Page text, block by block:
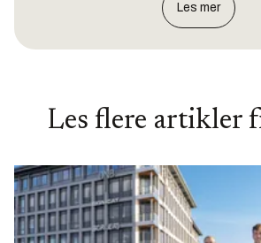
Les mer
Les flere artikler